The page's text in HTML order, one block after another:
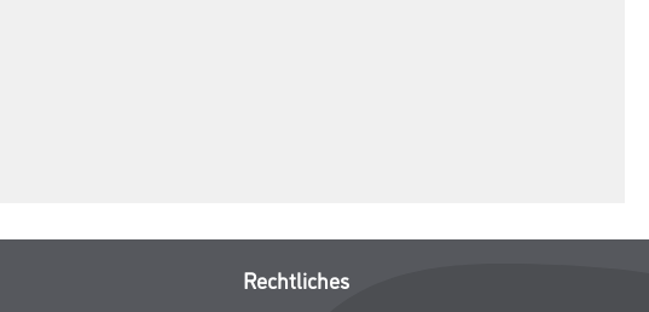
Rechtliches